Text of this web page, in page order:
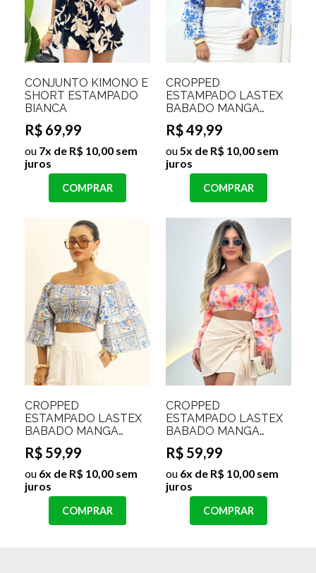
CONJUNTO KIMONO E
SHORT ESTAMPADO
BIANCA
R$ 69,99
ou 7x de R$ 10,00 sem
juros
COMPRAR
CROPPED
ESTAMPADO LASTEX
BABADO MANGA
MARINETE
R$ 49,99
ou 5x de R$ 10,00 sem
juros
COMPRAR
CROPPED
ESTAMPADO LASTEX
BABADO MANGA
VIVIANA
R$ 59,99
ou 6x de R$ 10,00 sem
juros
COMPRAR
CROPPED
ESTAMPADO LASTEX
BABADO MANGA
PALOMA
R$ 59,99
ou 6x de R$ 10,00 sem
juros
COMPRAR